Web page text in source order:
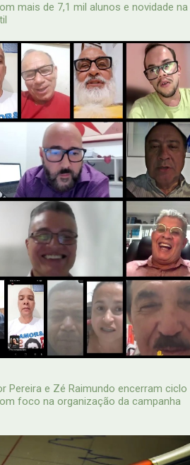
mais de 7,1 mil alunos e novidade na
Pereira e Zé Raimundo encerram ciclo
foco na organização da campanha